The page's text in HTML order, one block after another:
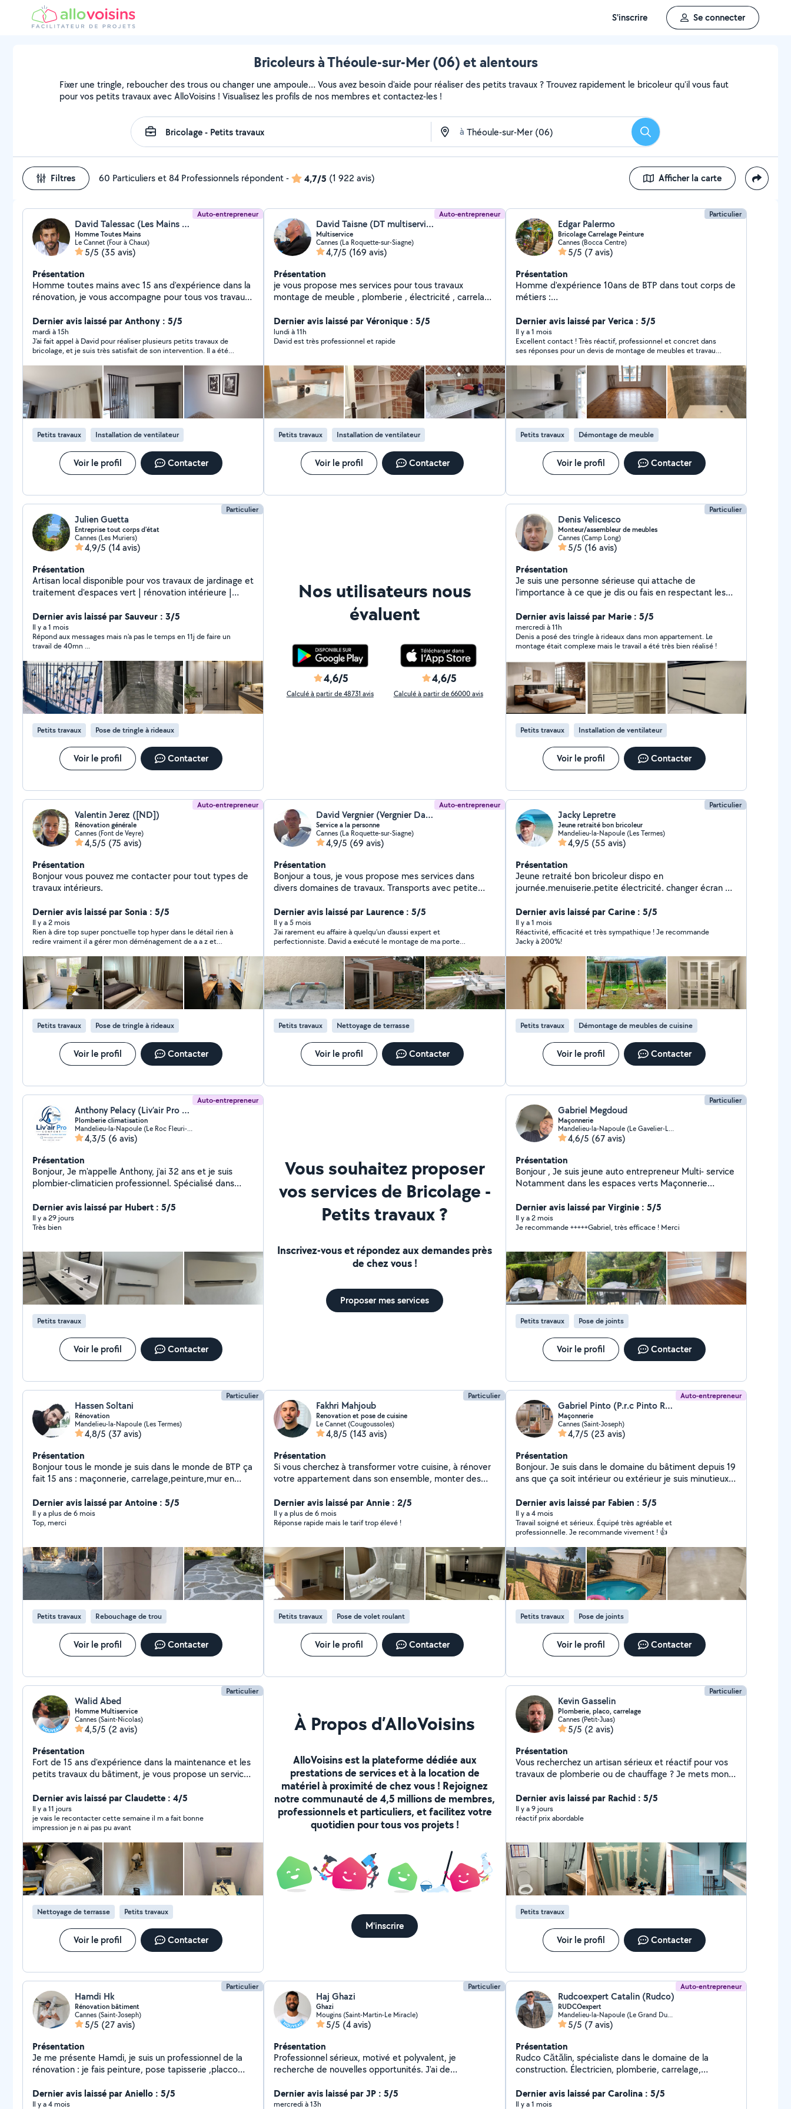
S'inscrire Se connecter
Bricoleurs à Théoule-sur-Mer (06) et alentours
Fixer une tringle, reboucher des trous ou changer une ampoule… Vous avez besoin d'aide pour réaliser des petits travaux ? Trouvez rapidement le bricoleur qu'il vous faut
pour vos petits travaux avec AlloVoisins ! Visualisez les profils de nos membres et contactez-les !
à Rechercher
Filtres 60 Particuliers et 84 Professionnels répondent- 4,7/5 (1 922 avis) Afficher la carte
Auto-entrepreneur
David Talessac (Les Mains Magiques)
Homme Toutes Mains
Le Cannet (Four à Chaux)
5/5 (35 avis)
Présentation
Homme toutes mains avec 15 ans d'expérience dans la
rénovation, je vous accompagne pour tous vos travaux
passionné par le travail bien fait, j'interviens avec
sérieux, efficacité et souci du détail. Mon objectif :
vous simplifier la vie avec des solutions fiables, durables
et soignées.
Dernier avis laissé par Anthony : 5/5
mardi à 15h
J’ai fait appel à David pour réaliser plusieurs petits travaux de
bricolage, et je suis très satisfait de son intervention. Il a été
très gentil et m’a donné des petits conseils. Chantier propre
après son passage :) Je le recommande sans hésitation et je
n’hésiterai pas à faire de nouveau appel à lui si j’ai besoin
d’autres travaux. Merci encore !
Petits travaux Installation de ventilateur
Voir le profil Contacter
Auto-entrepreneur
David Taisne (DT multiservice)
Multiservice
Cannes (La Roquette-sur-Siagne)
4,7/5 (169 avis)
Présentation
je vous propose mes services pour tous travaux
montage de meuble , plomberie , électricité , carrelage
cuisine, store et volet roulant porte de garage et
d'autres interventions. Ayant été directeur technique
de palace pendant plusieurs années , j intervient sur
déplacement propre et ponctuel
Dernier avis laissé par Véronique : 5/5
lundi à 11h
David est très professionnel et rapide
Petits travaux Installation de ventilateur
Voir le profil Contacter
Particulier
Edgar Palermo
Bricolage Carrelage Peinture
Cannes (Bocca Centre)
5/5 (7 avis)
Présentation
Homme d'expérience 10ans de BTP dans tout corps de
métiers :
Artisan menuisier à mes heures perdues.
Dernier avis laissé par Verica : 5/5
Il y a 1 mois
Excellent contact ! Très réactif, professionnel et concret dans
ses réponses pour un devis de montage de meubles et travaux.
immobilier est en cours, mais je le recontacterai sans hésiter.
Merci pour votre disponibilité
Petits travaux Démontage de meuble
Voir le profil Contacter
Particulier
Julien Guetta
Entreprise tout corps d'état
Cannes (Les Muriers)
4,9/5 (14 avis)
Présentation
Artisan local disponible pour vos travaux de jardinage et
traitement d'espaces vert | rénovation intérieure |
Dernier avis laissé par Sauveur : 3/5
Il y a 1 mois
Répond aux messages mais n'a pas le temps en 11j de faire un
travail de 40mn ...
Petits travaux Pose de tringle à rideaux
Voir le profil Contacter
Nos utilisateurs nous
évaluent
4,6/5
Calculé à partir de 48731 avis
4,6/5
Calculé à partir de 66000 avis
Particulier
Denis Velicesco
Monteur/assembleur de meubles
Cannes (Camp Long)
5/5 (16 avis)
Présentation
Je suis une personne sérieuse qui attache de
l'importance à ce que je dis ou fais en respectant les
Dernier avis laissé par Marie : 5/5
mercredi à 11h
Denis a posé des tringle à rideaux dans mon appartement. Le
montage était complexe mais le travail a été très bien réalisé !
Petits travaux Installation de ventilateur
Voir le profil Contacter
Auto-entrepreneur
Valentin Jerez ([ND])
Rénovation générale
Cannes (Font de Veyre)
4,5/5 (75 avis)
Présentation
Bonjour vous pouvez me contacter pour tout types de
travaux intérieurs.
Dernier avis laissé par Sonia : 5/5
Il y a 2 mois
Rien à dire top super ponctuelle top hyper dans le détail rien à
redire vraiment il a gérer mon déménagement de a a z et
travail il est vraiment incroyable je recommande merci pour
tout qualité et prix !!!
Petits travaux Pose de tringle à rideaux
Voir le profil Contacter
Auto-entrepreneur
David Vergnier (Vergnier David)
Service a la personne
Cannes (La Roquette-sur-Siagne)
4,9/5 (69 avis)
Présentation
Bonjour a tous, je vous propose mes services dans
divers domaines de travaux. Transports avec petite
aménagement d'appartement , maison, magasins, box ,
garage... Cuisine , mobilier, robinetterie, électricité,
serrurerie, pergola , stores ext ............ Je suis
disponible tous les jours . Je répond rapidement, travail
soigné et ponctuel D'autres services sont possible . Je
sollicite un premier contact par sms puis par téléphone
a fin de définir ensemble vos attentes et vous
conseiller au mieux tout en m'adaptant suivant vos
besoins . A très bientôt merci
Dernier avis laissé par Laurence : 5/5
Il y a 5 mois
J’ai rarement eu affaire à quelqu’un d’aussi expert et
perfectionniste. David a exécuté le montage de ma porte
ponctualité… Je me suis sentie en grande confiance. Et en
plus super sympathique ! Je referai certainement appel à ses
services. Merci beaucoup !
Petits travaux Nettoyage de terrasse
Voir le profil Contacter
Particulier
Jacky Lepretre
Jeune retraité bon bricoleur
Mandelieu-la-Napoule (Les Termes)
4,9/5 (55 avis)
Présentation
Jeune retraité bon bricoleur dispo en
journée.menuiserie.petite électricité. changer écran de
personnes a plus de 10 km.le site ne me le permet pas.
Dernier avis laissé par Carine : 5/5
Il y a 1 mois
Réactivité, efficacité et très sympathique ! Je recommande
Jacky à 200%!
Petits travaux Démontage de meubles de cuisine
Voir le profil Contacter
Auto-entrepreneur
Anthony Pelacy (Liv’air Pro Confort)
Plomberie climatisation
Mandelieu-la-Napoule (Le Roc Fleuri-Capitou (Jeanne d'Arc))
4,3/5 (6 avis)
Présentation
Bonjour, Je m'appelle Anthony, j'ai 32 ans et je suis
plombier-climaticien professionnel. Spécialisé dans
de climatisation, j'interviens également pour tous vos
travaux de plomberie : création et rénovation de salles
de bain, installation de sanitaires, cuisines, ainsi que
soucieux de la qualité de mon travail, je suis à votre
disposition pour étudier votre projet et répondre à
toutes vos questions.
Dernier avis laissé par Hubert : 5/5
Il y a 29 jours
Très bien
Petits travaux
Voir le profil Contacter
Vous souhaitez proposer
vos services de Bricolage -
Petits travaux ?
Inscrivez-vous et répondez aux demandes près
de chez vous !
Proposer mes services
Particulier
Gabriel Megdoud
Maçonnerie
Mandelieu-la-Napoule (Le Gavelier-La Tour)
4,6/5 (67 avis)
Présentation
Bonjour , Je suis jeune auto entrepreneur Multi- service
Notamment dans les espaces verts Maçonnerie
Et toute sorte de petit bricolage , minutieux dans mon
travail , j'aime que le client soit satisfait de mon
intervention. Je dispose d'une équipe qui est composé
d'intervenir dans de nombreux domaine. Payez moins
chers avec la déduction d'impôt. Je reste à disposition
pour toute demande d'information.
Dernier avis laissé par Virginie : 5/5
Il y a 2 mois
Je recommande +++++Gabriel, très efficace ! Merci
Petits travaux Pose de joints
Voir le profil Contacter
Particulier
Hassen Soltani
Rénovation
Mandelieu-la-Napoule (Les Termes)
4,8/5 (37 avis)
Présentation
Bonjour tous le monde je suis dans le monde de BTP ça
fait 15 ans : maçonnerie, carrelage,peinture,mur en
de 40 ans expérience maçonnerie ,une équipe correct
,confiance et sérieux et surtout travail pro ..on est des
gens sympa et souriant avec les clients , on est sur
pas merci..
Dernier avis laissé par Antoine : 5/5
Il y a plus de 6 mois
Top, merci
Petits travaux Rebouchage de trou
Voir le profil Contacter
Particulier
Fakhri Mahjoub
Renovation et pose de cuisine
Le Cannet (Cougoussoles)
4,8/5 (143 avis)
Présentation
Si vous cherchez à transformer votre cuisine, à rénover
votre appartement dans son ensemble, monter des
mesures je serais ravi de mettre mes compétences et
mon savoir-faire à votre service pour créer un espace
de vie qui allie esthétisme, fonctionnalité et innovation.
fil des années une expertise précieuse dans la
rénovation d'appartements, qui va bien au-delà de
l'installation de cuisines. Fort de mes compétences en
électricité, plomberie et en tout type de bricolage et
petit travaux , je suis en mesure d'offrir à mes clients un
service complet et professionnel pour transformer
leurs espaces de vie Ensemble, nous ferons de votre
projet de rénovation une réalité réussie et durable
Dernier avis laissé par Annie : 2/5
Il y a plus de 6 mois
Réponse rapide mais le tarif trop élevé !
Petits travaux Pose de volet roulant
Voir le profil Contacter
Auto-entrepreneur
Gabriel Pinto (P.r.c Pinto Rénovation Construction)
Maçonnerie
Cannes (Saint-Joseph)
4,7/5 (23 avis)
Présentation
Bonjour. Je suis dans le domaine du bâtiment depuis 19
ans que ça soit intérieur ou extérieur je suis minutieux
besoins.
Dernier avis laissé par Fabien : 5/5
Il y a 4 mois
Travail soigné et sérieux. Équipé très agréable et
professionnelle. Je recommande vivement ! 👍
Petits travaux Pose de joints
Voir le profil Contacter
Particulier
Walid Abed
Homme Multiservice
Cannes (Saint-Nicolas)
4,5/5 (2 avis)
Présentation
Fort de 15 ans d'expérience dans la maintenance et les
petits travaux du bâtiment, je vous propose un service
(réparations, remplacement de robinetterie, fuites,
etc.) * Petite électricité (prises, interrupteurs,
luminaires) * Peinture et rafraîchissement * Petits
travaux et bricolage en tout genre * Entretien et
travaux de jardin * Livraison de tout type d'objets *
Débarras de maisons, appartements, caves, garages et
encombrants, gravats Je suis ponctuel, à l'écoute et
soucieux du travail bien fait. Mon objectif est de vous
proposer une prestation de qualité, au juste prix, avec
des interventions rapides selon vos besoins.
Dernier avis laissé par Claudette : 4/5
Il y a 11 jours
je vais le recontacter cette semaine il m a fait bonne
impression je n ai pas pu avant
Nettoyage de terrasse Petits travaux
Voir le profil Contacter
À Propos d’AlloVoisins
AlloVoisins est la plateforme dédiée aux
prestations de services et à la location de
matériel à proximité de chez vous ! Rejoignez
notre communauté de 4,5 millions de membres,
professionnels et particuliers, et facilitez votre
quotidien pour tous vos projets !
M'inscrire
Particulier
Kevin Gasselin
Plomberie, placo, carrelage
Cannes (Petit-Juas)
5/5 (2 avis)
Présentation
Vous recherchez un artisan sérieux et réactif pour vos
travaux de plomberie ou de chauffage ? Je mets mon
d'interventions, que vous soyez particulier ou
professionnel. Prestations proposées : Dépannage
plomberie : fuites, débouchage, remplacement de
rénovation de salles de bain et cuisines
Remplacement de chauffe-eau . Création et
mise aux normes de réseaux (PER, cuivre, multicouche)
Pourquoi faire appel à mes services ? Artisan
qualifié et déclaré Intervention rapide Travail soigné
avec garantie décennale Disponible 6j/7 interventions
d'urgence possibles
Dernier avis laissé par Rachid : 5/5
Il y a 9 jours
réactif prix abordable
Petits travaux
Voir le profil Contacter
Particulier
Hamdi Hk
Rénovation bâtiment
Cannes (Saint-Joseph)
5/5 (27 avis)
Présentation
Je me présente Hamdi, je suis un professionnel de la
rénovation : je fais peinture, pose tapisserie ,placco
qualité d'après mes clients est que je travaille
proprement, belles finitions. Selon vos besoin je donne
Dernier avis laissé par Aniello : 5/5
Il y a 4 mois
Particulier
Haj Ghazi
Ghazi
Mougins (Saint-Martin-Le Miracle)
5/5 (4 avis)
Présentation
Professionnel sérieux, motivé et polyvalent, je
recherche de nouvelles opportunités. J'ai de
bâtiment et les travaux publics (BTP), en
déménagement et en menuiserie aluminium. Ponctuel,
Dernier avis laissé par JP : 5/5
mercredi à 13h
Auto-entrepreneur
Rudcoexpert Catalin (Rudco)
RUDCOexpert
Mandelieu-la-Napoule (Le Grand Duc-Minelle)
5/5 (7 avis)
Présentation
Rudco Cătălin, spécialiste dans le domaine de la
construction. Électricien, plomberie, carrelage,
Dernier avis laissé par Carolina : 5/5
Il y a 1 mois